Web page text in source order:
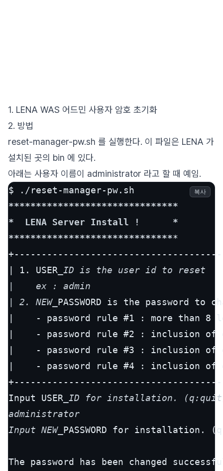
1. LENA WAS 어드민 사용자 암호 초기화
2. 방법
reset-manager-pw.sh 를 실행한다. 이 파일은 LENA 가
설치된 곳의 bin 에 있다.
아래는 사용자 이름이 administrator 라고 할 때 예임.
*******************************
*  LENA Server Install !      *
*******************************
| 1. USER _ID is the user id to reset
|    ex : admin
| 2. NEW_ PASSWORD is the password to
|    - password rule #1 : more than 8
|    - password rule #2 : inclusion of
|    - password rule #3 : inclusion of
|    - password rule #4 : inclusion of
Input USER _ID for installation.
administrator
Input NEW_ PASSWORD for installation.
The password has been changed
복사